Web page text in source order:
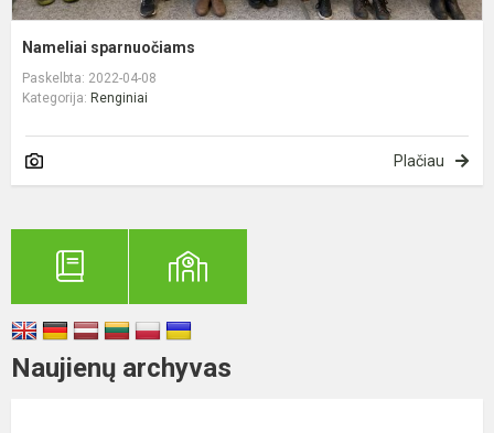
Nameliai sparnuočiams
Paskelbta: 2022-04-08
Kategorija: Renginiai
Plačiau
Naujienų archyvas